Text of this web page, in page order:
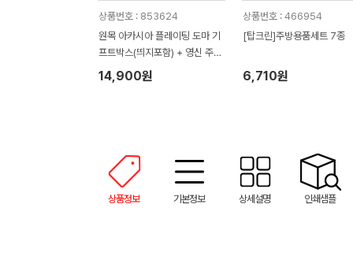
상품번호 : 853624
원목 아카시아 플레이팅 도마 기
프트박스(띄지포함) + 영신 주방
핸드타올 + 기프트박스
14,900원
상품번호 : 466954
[탑크린]주방용품세트 7종
6,710원
상품정보 기본정보 상세설명 인쇄샘플